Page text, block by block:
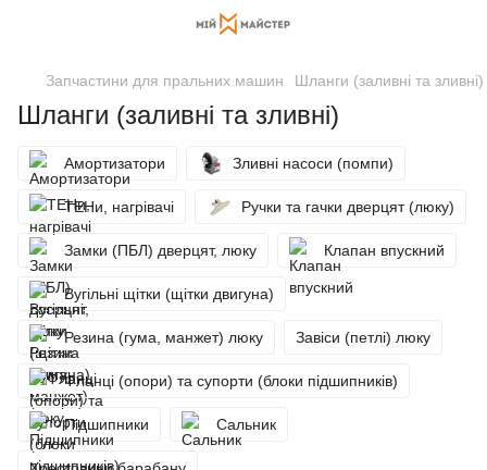
Запчастини для пральних машин Шланги (заливні та зливні)
Шланги (заливні та зливні)
Амортизатори Зливні насоси (помпи)
ТЕНи, нагрівачі Ручки та гачки дверцят (люку)
Замки (ПБЛ) дверцят, люку Клапан впускний
Вугільні щітки (щітки двигуна)
Резина (гума, манжет) люку Завіси (петлі) люку
Фланці (опори) та супорти (блоки підшипників)
Підшипники Сальник